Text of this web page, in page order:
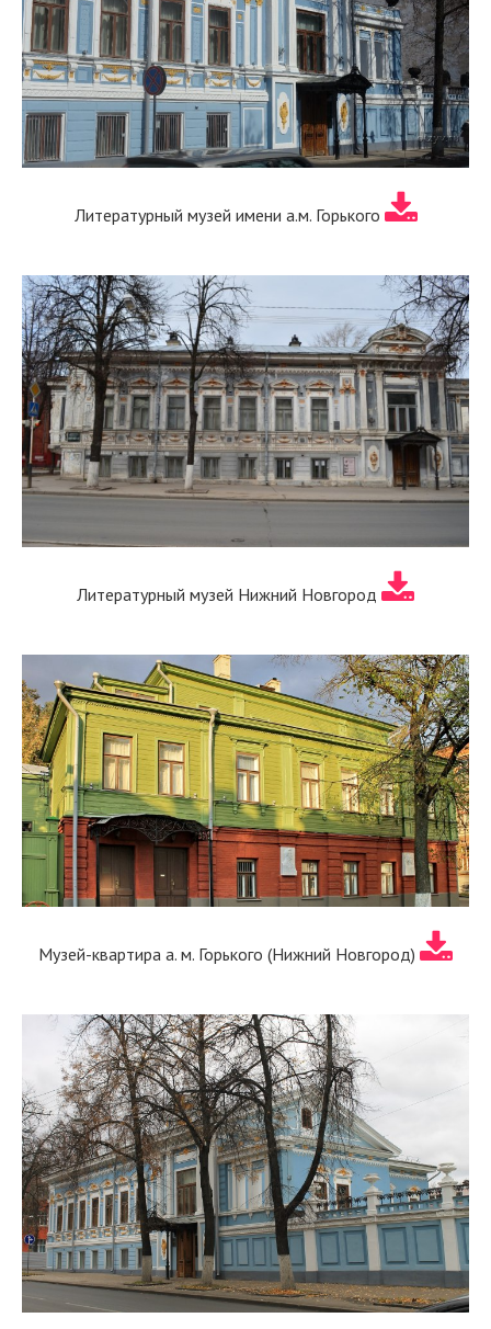
Литературный музей имени а.м. Горького
Литературный музей Нижний Новгород
Музей-квартира а. м. Горького (Нижний Новгород)